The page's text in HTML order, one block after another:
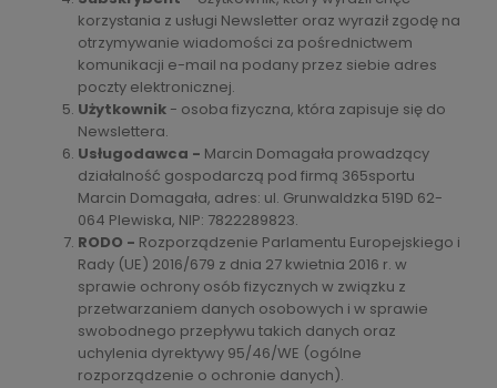
korzystania z usługi Newsletter oraz wyraził zgodę na
otrzymywanie wiadomości za pośrednictwem
komunikacji e-mail na podany przez siebie adres
poczty elektronicznej.
Użytkownik - osoba fizyczna, która zapisuje się do
Newslettera.
Usługodawca - Marcin Domagała prowadzący
działalność gospodarczą pod firmą 365sportu
Marcin Domagała, adres: ul. Grunwaldzka 519D 62-
064 Plewiska, NIP: 7822289823.
RODO - Rozporządzenie Parlamentu Europejskiego i
Rady (UE) 2016/679 z dnia 27 kwietnia 2016 r. w
sprawie ochrony osób fizycznych w związku z
przetwarzaniem danych osobowych i w sprawie
swobodnego przepływu takich danych oraz
uchylenia dyrektywy 95/46/WE (ogólne
rozporządzenie o ochronie danych).